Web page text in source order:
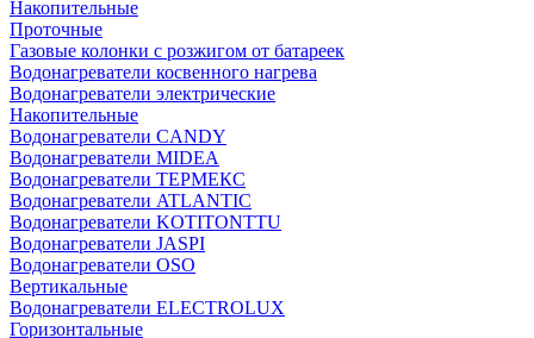
Накопительные
Проточные
Газовые колонки с розжигом от батареек
Водонагреватели косвенного нагрева
Водонагреватели электрические
Накопительные
Водонагреватели CANDY
Водонагреватели MIDEA
Водонагреватели ТЕРМЕКС
Водонагреватели ATLANTIC
Водонагреватели KOTITONTTU
Водонагреватели JASPI
Водонагреватели OSO
Вертикальные
Водонагреватели ELECTROLUX
Горизонтальные